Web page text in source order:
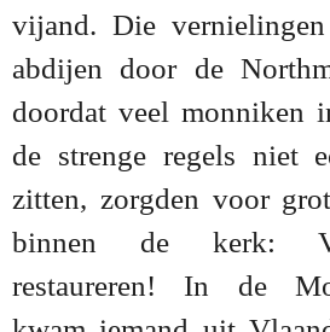
vijand. Die
abdijen door de
doordat veel monniken
de strenge regels niet
zitten, zorgden voor
binnen de kerk:
restaureren! In de